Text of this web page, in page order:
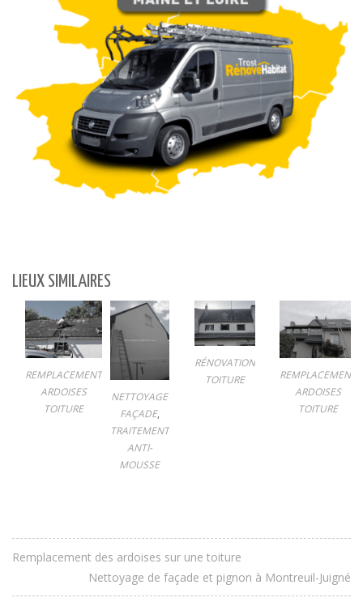
LIEUX SIMILAIRES
REMPLACEMENT
ARDOISES
TOITURE
NETTOYAGE
FAÇADE,
TRAITEMENT
ANTI-
MOUSSE
RÉNOVATION
TOITURE
REMPLACEMENT
ARDOISES
TOITURE
Remplacement des ardoises sur une toiture
Nettoyage de façade et pignon à Montreuil-Juigné